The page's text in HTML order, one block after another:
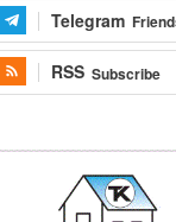
Telegram
RSS Subscribe